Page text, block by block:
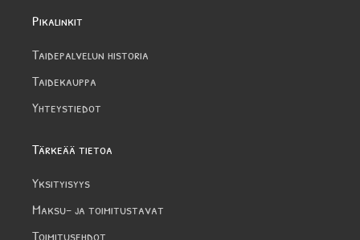
Pikalinkit
Taidepalvelun historia
Taidekauppa
Yhteystiedot
Tärkeää tietoa
Yksityisyys
Maksu- ja toimitustavat
Toimitusehdot